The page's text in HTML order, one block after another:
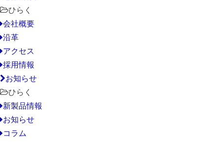
ひらく
会社概要
沿革
アクセス
採用情報
お知らせ
ひらく
新製品情報
お知らせ
コラム